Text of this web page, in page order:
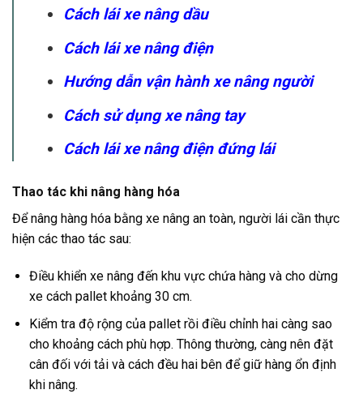
Cách lái xe nâng dầu
Cách lái xe nâng điện
Hướng dẫn vận hành xe nâng người
Cách sử dụng xe nâng tay
Cách lái xe nâng điện đứng lái
Thao tác khi nâng hàng hóa
Để nâng hàng hóa bằng xe nâng an toàn, người lái cần thực
hiện các thao tác sau:
Điều khiển xe nâng đến khu vực chứa hàng và cho dừng
xe cách pallet khoảng 30 cm.
Kiểm tra độ rộng của pallet rồi điều chỉnh hai càng sao
cho khoảng cách phù hợp. Thông thường, càng nên đặt
cân đối với tải và cách đều hai bên để giữ hàng ổn định
khi nâng.